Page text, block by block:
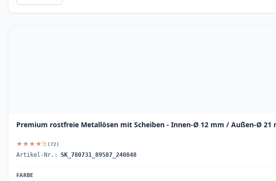
Premium rostfreie Metallösen mit Scheiben - Innen-Ø 12 mm / Außen-Ø
★★★★½ (72)
Artikel-Nr.: SK_780731_89587_240848
FARBE